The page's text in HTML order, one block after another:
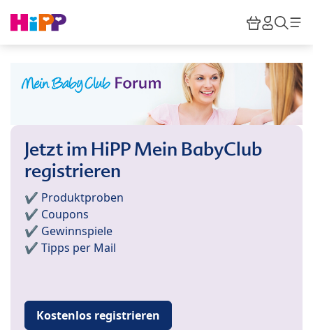
HiPP
Jetzt im HiPP Mein BabyClub
registrieren
✔️ Produktproben
✔️ Coupons
✔️ Gewinnspiele
✔️ Tipps per Mail
Kostenlos registrieren